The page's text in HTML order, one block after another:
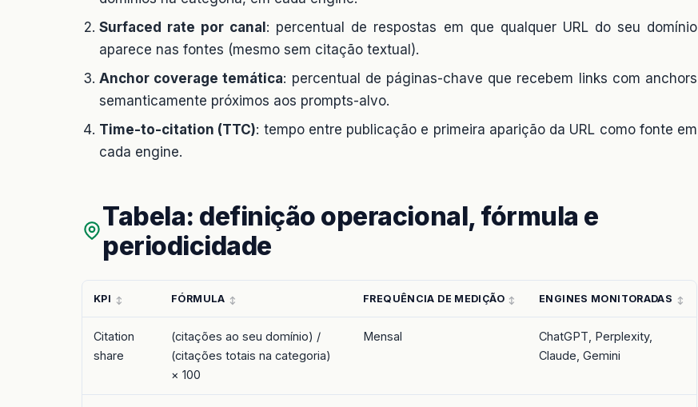
Surfaced rate por canal: percentual de respostas em que qualquer URL do seu domínio
aparece nas fontes (mesmo sem citação textual).
Anchor coverage temática: percentual de páginas-chave que recebem links com anchors
semanticamente próximos aos prompts-alvo.
Time-to-citation (TTC): tempo entre publicação e primeira aparição da URL como fonte em
cada engine.
Tabela: definição operacional, fórmula e
periodicidade
KPI FÓRMULA FREQUÊNCIA DE MEDIÇÃO ENGINES MONITORADAS
Citation
share
(citações ao seu domínio) /
(citações totais na categoria)
× 100
Mensal
ChatGPT, Perplexity,
Claude, Gemini